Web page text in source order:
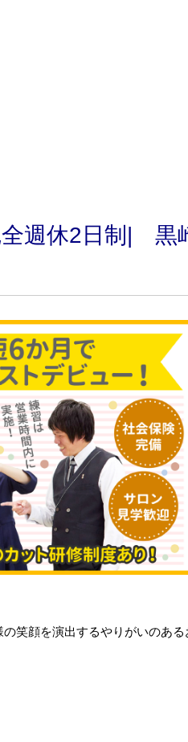
全週休2日制| 黒
笑顔を演出するやりがいのある